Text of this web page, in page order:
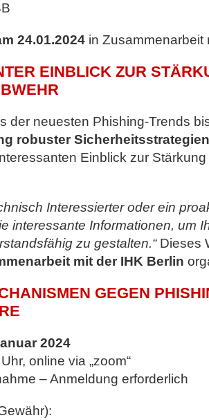
24.01.2024 in Zusammenarbeit
EINBLICK ZUR
der neuesten Phishing-Trends
robuster Sicherheitsstrategien
Einblick zur
Interessierter oder ein
interessante Informationen, um
zu gestalten.“Dieses
mit der IHK Berlin
GEGEN
2024
online via „zoom“
– Anmeldung erforderlich